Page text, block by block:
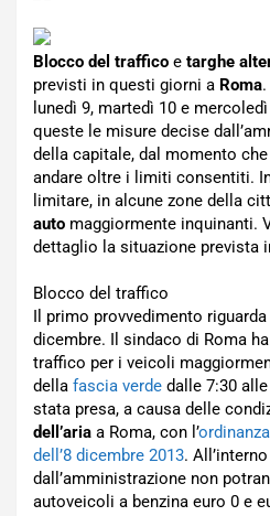
Blocco del traffico e targhe
previsti in questi giorni a Roma
lunedì 9, martedì 10 e
queste le misure decise
della capitale, dal momento
andare oltre i limiti consentiti.
limitare, in alcune zone della
auto maggiormente inquinanti.
dettaglio la situazione prevista
Blocco del traffico
Il primo provvedimento
dicembre. Il sindaco di Roma
traffico per i veicoli
della fascia verde dalle 7:30
stata presa, a causa delle
dell’aria a Roma, con l’
dell’8 dicembre 2013.
dall’amministrazione non
autoveicoli a benzina euro 0 e